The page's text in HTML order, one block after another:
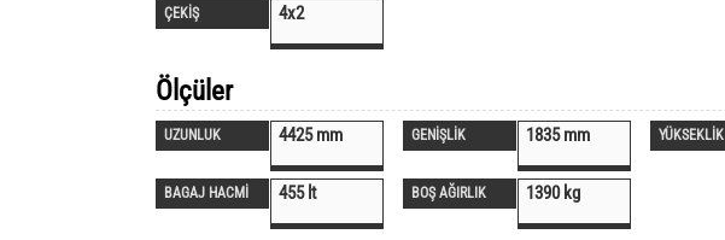
ÇEKİŞ 4x2
Ölçüler
UZUNLUK 4425 mm GENİŞLİK 1835 mm YÜKSEKLİK
BAGAJ HACMİ 455 lt BOŞ AĞIRLIK 1390 kg